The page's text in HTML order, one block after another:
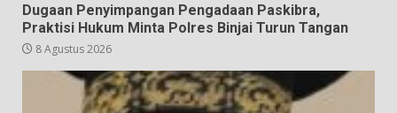
Dugaan Penyimpangan Pengadaan Paskibra,
Praktisi Hukum Minta Polres Binjai Turun Tangan
8 Agustus 2026